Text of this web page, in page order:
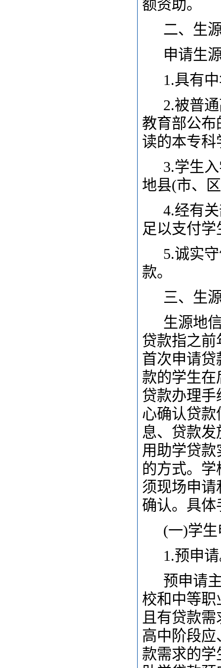
额资助。
二、生
申请生
1.具有
2.被普
教育部公
读的本专
3.学生
地县(市、
4.经有
足以支付
5.诚实
款。
三、生
生源地
贷款指之
首次申请
款的学生
贷款办理
心确认贷
息、贷款
用助学贷
的方式。
须现场申
确认。具
(一)学
1.预申
预申请
校和中等
且有贷款
高中阶段
款需求的